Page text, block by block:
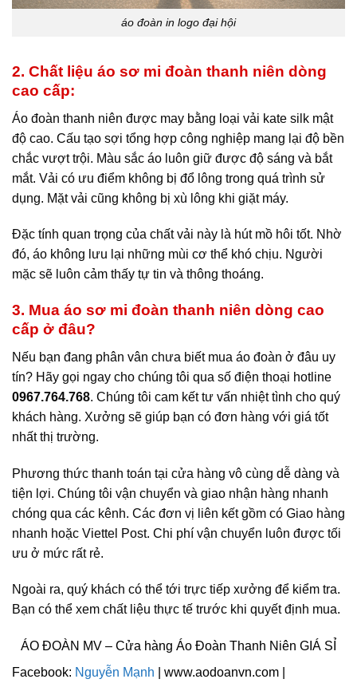
áo đoàn in logo đại hội
2. Chất liệu áo sơ mi đoàn thanh niên dòng
cao cấp:
Áo đoàn thanh niên được may bằng loại vải kate silk mật
độ cao. Cấu tạo sợi tổng hợp công nghiệp mang lại độ bền
chắc vượt trội. Màu sắc áo luôn giữ được độ sáng và bắt
mắt. Vải có ưu điểm không bị đổ lông trong quá trình sử
dụng. Mặt vải cũng không bị xù lông khi giặt máy.
Đặc tính quan trọng của chất vải này là hút mồ hôi tốt. Nhờ
đó, áo không lưu lại những mùi cơ thể khó chịu. Người
mặc sẽ luôn cảm thấy tự tin và thông thoáng.
3. Mua áo sơ mi đoàn thanh niên dòng cao
cấp ở đâu?
Nếu bạn đang phân vân chưa biết mua áo đoàn ở đâu uy
tín? Hãy gọi ngay cho chúng tôi qua số điện thoại hotline
0967.764.768. Chúng tôi cam kết tư vấn nhiệt tình cho quý
khách hàng. Xưởng sẽ giúp bạn có đơn hàng với giá tốt
nhất thị trường.
Phương thức thanh toán tại cửa hàng vô cùng dễ dàng và
tiện lợi. Chúng tôi vận chuyển và giao nhận hàng nhanh
chóng qua các kênh. Các đơn vị liên kết gồm có Giao hàng
nhanh hoặc Viettel Post. Chi phí vận chuyển luôn được tối
ưu ở mức rất rẻ.
Ngoài ra, quý khách có thể tới trực tiếp xưởng để kiểm tra.
Bạn có thể xem chất liệu thực tế trước khi quyết định mua.
ÁO ĐOÀN MV – Cửa hàng Áo Đoàn Thanh Niên GIÁ SỈ
Facebook: Nguyễn Mạnh www.aodoanvn.com